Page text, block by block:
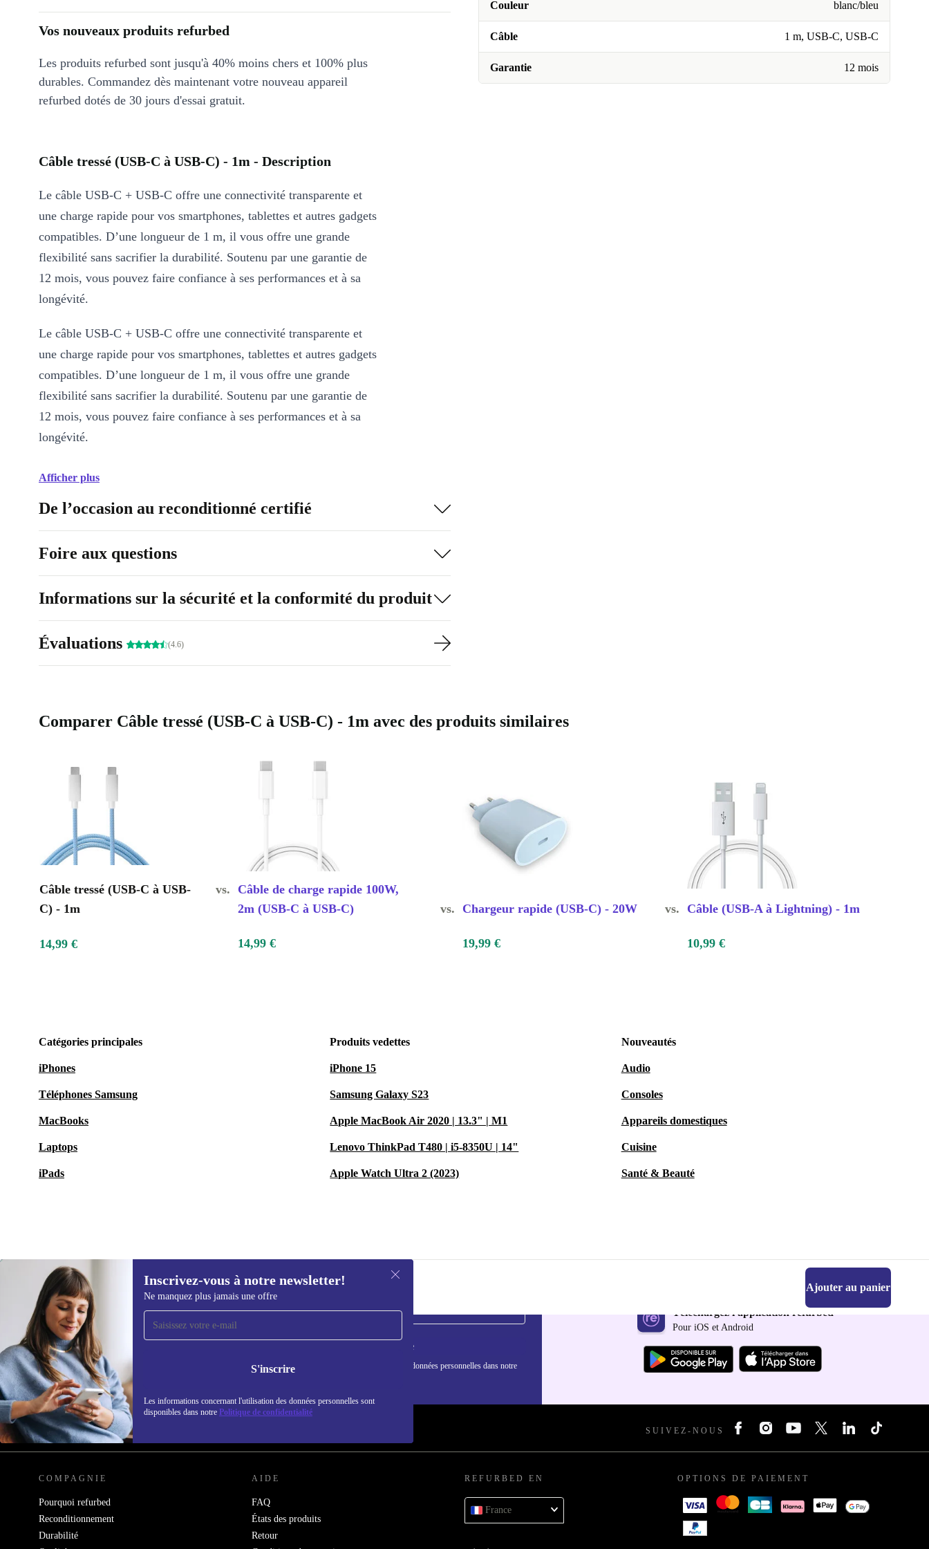
Couleur blanc/bleu
Câble 1 m, USB-C, USB-C
Garantie 12 mois
Vos nouveaux produits refurbed
Les produits refurbed sont jusqu'à 40% moins chers et 100% plus
durables. Commandez dès maintenant votre nouveau appareil
refurbed dotés de 30 jours d'essai gratuit.
Câble tressé (USB-C à USB-C) - 1m - Description
Le câble USB-C + USB-C offre une connectivité transparente et
une charge rapide pour vos smartphones, tablettes et autres gadgets
compatibles. D’une longueur de 1 m, il vous offre une grande
flexibilité sans sacrifier la durabilité. Soutenu par une garantie de
12 mois, vous pouvez faire confiance à ses performances et à sa
longévité.
Le câble USB-C + USB-C offre une connectivité transparente et
une charge rapide pour vos smartphones, tablettes et autres gadgets
compatibles. D’une longueur de 1 m, il vous offre une grande
flexibilité sans sacrifier la durabilité. Soutenu par une garantie de
12 mois, vous pouvez faire confiance à ses performances et à sa
longévité.
Afficher plus
De l’occasion au reconditionné certifié
Foire aux questions
Informations sur la sécurité et la conformité du produit
Évaluations (4.6)
Comparer Câble tressé (USB-C à USB-C) - 1m avec des produits similaires
Câble tressé (USB-C à USB-
C) - 1m
vs.
Câble de charge rapide 100W,
2m (USB-C à USB-C)
vs. Chargeur rapide (USB-C) - 20W vs. Câble (USB-A à Lightning) - 1m
14,99 € 14,99 € 19,99 € 10,99 €
Catégories principales
iPhones
Téléphones Samsung
MacBooks
Laptops
iPads
Produits vedettes
iPhone 15
Samsung Galaxy S23
Apple MacBook Air 2020 | 13.3" | M1
Lenovo ThinkPad T480 | i5-8350U | 14"
Apple Watch Ultra 2 (2023)
Nouveautés
Audio
Consoles
Appareils domestiques
Cuisine
Santé & Beauté
14,99 € Ajouter au panier
Inscrivez-vous à notre newsletter!
Ne manquez plus jamais une offre
S'inscrire
Les informations concernant l'utilisation des données personnelles sont
disponibles dans notre Politique de confidentialité
Recevoir offres et infos de
refurbed par mail
Ne manquez plus aucune offre.
S'inscrire
Retrouvez les informations sur l'utilisation des données personnelles dans notre
Téléchargez l'application refurbed
Pour iOS et Android
REFURBED FRANCE - RETHINK NEW. SUIVEZ-NOUS
COMPAGNIE
Pourquoi refurbed
Reconditionnement
Durabilité
AIDE
FAQ
États des produits
Retour
REFURBED EN
France
OPTIONS DE PAIEMENT